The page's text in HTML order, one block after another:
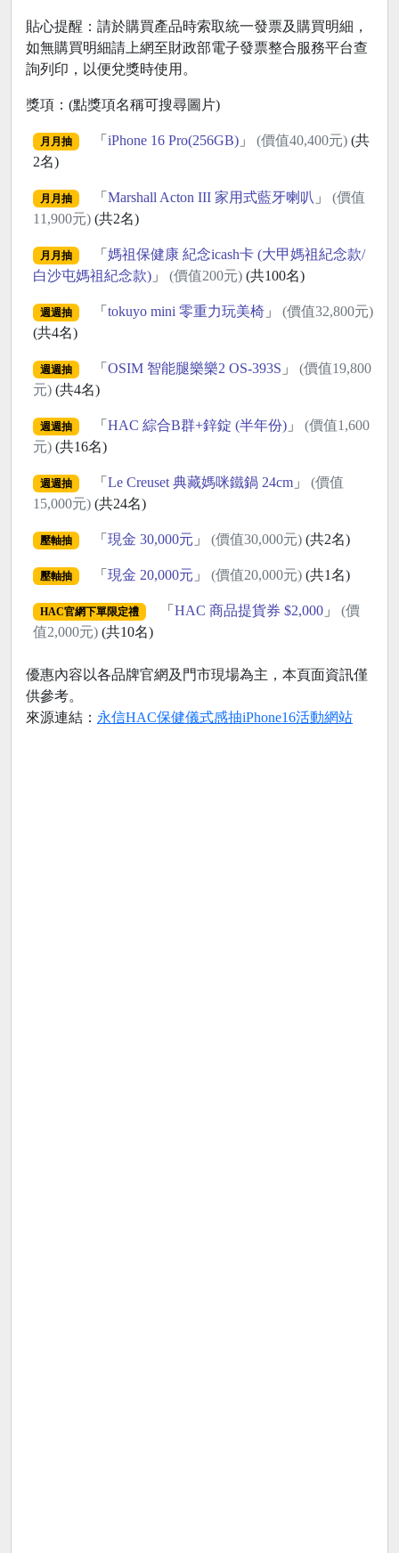
貼心提醒：請於購買產品時索取統一發票及購買明細，
如無購買明細請上網至財政部電子發票整合服務平台查
詢列印，以便兌獎時使用。
獎項：(點獎項名稱可搜尋圖片)
月月抽 「 iPhone 16 Pro(256GB)」 (價值40,400元)(共
2名)
月月抽 「 Marshall Acton III 家用式藍牙喇叭 」 (價值
11,900元) (共2名)
月月抽 「 媽祖保健康 紀念icash卡 (大甲媽祖紀念款/
白沙屯媽祖紀念款) 」 (價值200元) (共100名)
週週抽 「 tokuyo mini 零重力玩美椅」 (價值32,800元)
(共4名)
週週抽 「 OSIM 智能腿樂樂2 OS-393S 」 (價值19,800
元) (共4名)
週週抽 「 HAC 綜合B群+鋅錠 (半年份)」 (價值1,600
元) (共16名)
週週抽 「 Le Creuset 典藏媽咪鐵鍋 24cm」 (價值
15,000元) (共24名)
壓軸抽 「 現金 30,000元 」 (價值30,000元)(共2名)
壓軸抽 「 現金 20,000元 」 (價值20,000元)(共1名)
HAC官網下單限定禮 「 HAC 商品提貨券 $2,000」 (價
值2,000元) (共10名)
優惠內容以各品牌官網及門市現場為主，本頁面資訊僅
供參考。
來源連結： 永信HAC保健儀式感抽iPhone16活動網站